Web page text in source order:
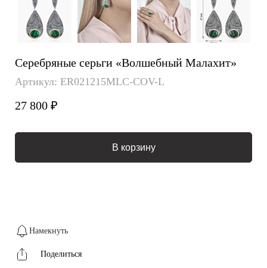
Серебряные серьги «Волшебный Малахит»
Артикул: ER021215MLC-COV-L
27 800 ₽
В корзину
Намекнуть
Поделиться